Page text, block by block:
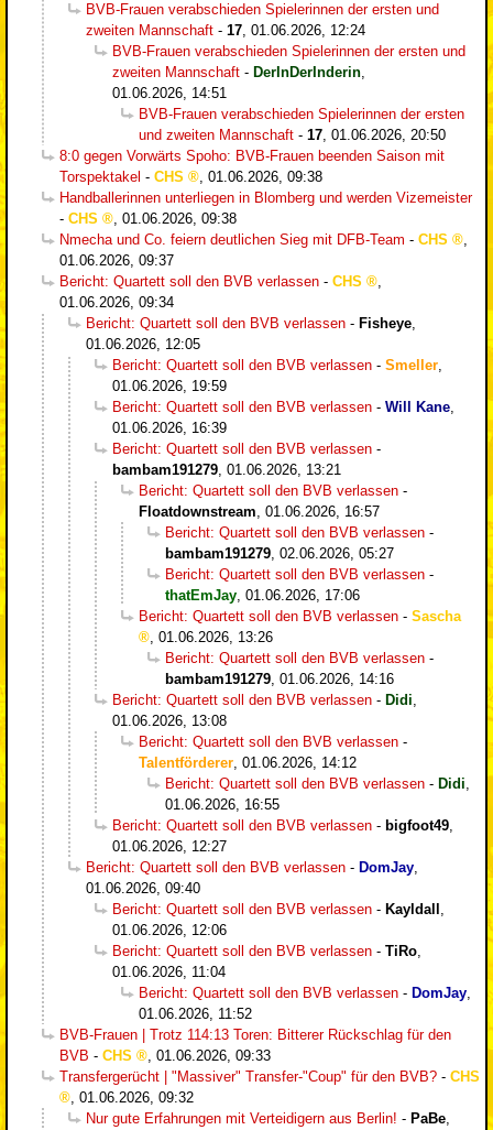
BVB-Frauen verabschieden Spielerinnen der ersten und
zweiten Mannschaft - 17, 01.06.2026, 12:24
BVB-Frauen verabschieden Spielerinnen der ersten und
zweiten Mannschaft - DerInDerInderin,
01.06.2026, 14:51
BVB-Frauen verabschieden Spielerinnen der ersten
und zweiten Mannschaft - 17, 01.06.2026, 20:50
8:0 gegen Vorwärts Spoho: BVB-Frauen beenden Saison mit
Torspektakel - CHS , 01.06.2026, 09:38
Handballerinnen unterliegen in Blomberg und werden Vizemeister
- CHS , 01.06.2026, 09:38
Nmecha und Co. feiern deutlichen Sieg mit DFB-Team - CHS
,
01.06.2026, 09:37
Bericht: Quartett soll den BVB verlassen - CHS
,
01.06.2026, 09:34
Bericht: Quartett soll den BVB verlassen - Fisheye,
01.06.2026, 12:05
Bericht: Quartett soll den BVB verlassen - Smeller,
01.06.2026, 19:59
Bericht: Quartett soll den BVB verlassen - Will Kane,
01.06.2026, 16:39
Bericht: Quartett soll den BVB verlassen -
bambam191279, 01.06.2026, 13:21
Bericht: Quartett soll den BVB verlassen -
Floatdownstream, 01.06.2026, 16:57
Bericht: Quartett soll den BVB verlassen -
bambam191279, 02.06.2026, 05:27
Bericht: Quartett soll den BVB verlassen -
thatEmJay, 01.06.2026, 17:06
Bericht: Quartett soll den BVB verlassen - Sascha
, 01.06.2026, 13:26
Bericht: Quartett soll den BVB verlassen -
bambam191279, 01.06.2026, 14:16
Bericht: Quartett soll den BVB verlassen - Didi,
01.06.2026, 13:08
Bericht: Quartett soll den BVB verlassen -
Talentförderer, 01.06.2026, 14:12
Bericht: Quartett soll den BVB verlassen - Didi,
01.06.2026, 16:55
Bericht: Quartett soll den BVB verlassen - bigfoot49,
01.06.2026, 12:27
Bericht: Quartett soll den BVB verlassen - DomJay,
01.06.2026, 09:40
Bericht: Quartett soll den BVB verlassen - Kayldall ,
01.06.2026, 12:06
Bericht: Quartett soll den BVB verlassen - TiRo,
01.06.2026, 11:04
Bericht: Quartett soll den BVB verlassen - DomJay,
01.06.2026, 11:52
BVB-Frauen | Trotz 114:13 Toren: Bitterer Rückschlag für den
BVB - CHS , 01.06.2026, 09:33
Transfergerücht | "Massiver" Transfer-"Coup" für den BVB? - CHS
, 01.06.2026, 09:32
Nur gute Erfahrungen mit Verteidigern aus Berlin! - PaBe,